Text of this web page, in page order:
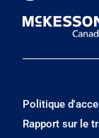
Politique
Rapport sur le